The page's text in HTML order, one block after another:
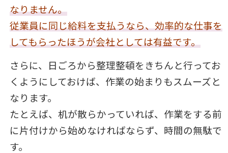
なりません。
従業員に同じ給料を支払うなら、効率的な仕事を
してもらったほうが会社としては有益です。
さらに、日ごろから整理整頓をきちんと行ってお
くようにしておけば、作業の始まりもスムーズと
なります。
たとえば、机が散らかっていれば、作業をする前
に片付けから始めなければならず、時間の無駄で
す。